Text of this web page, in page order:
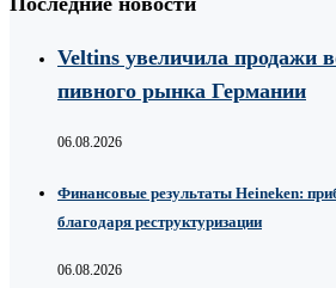
Veltins увеличила продажи
пивного рынка Германии
06.08.2026
Финансовые результаты Heineken:
благодаря реструктуризации
06.08.2026